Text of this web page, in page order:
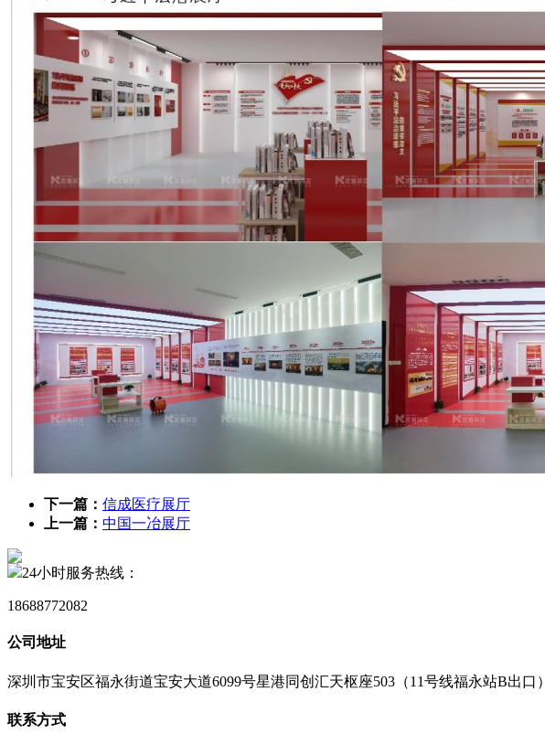
下一篇： 信成医疗展厅
上一篇： 中国一冶展厅
24小时服务热线：
18688772082
公司地址
深圳市宝安区福永街道宝安大道6099号星港同创汇天枢座503（11号线福永站B出口）
联系方式